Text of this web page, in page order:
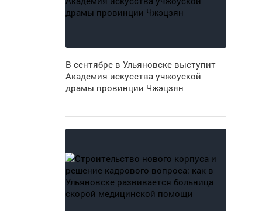
В сентябре в Ульяновске выступит
Академия искусства учжоуской
драмы провинции Чжэцзян